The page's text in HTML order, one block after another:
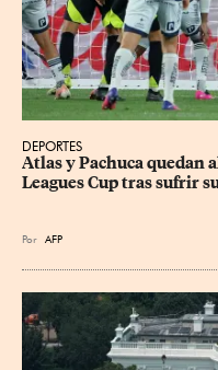
DEPORTES
Atlas y Pachuca quedan
Leagues Cup tras sufrir
Por AFP